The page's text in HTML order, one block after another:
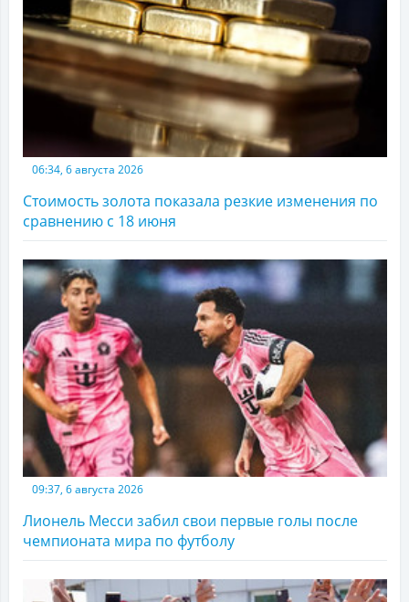
06:34, 6 августа 2026
Стоимость золота показала резкие изменения по
сравнению с 18 июня
09:37, 6 августа 2026
Лионель Месси забил свои первые голы после
чемпионата мира по футболу